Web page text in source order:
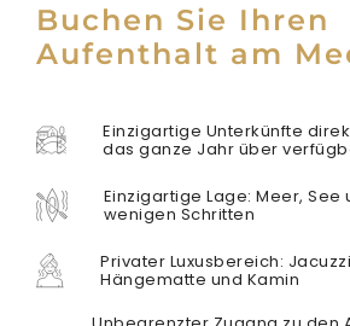
Buchen Sie Ihren
Aufenthalt am
Einzigartige Unterkünfte
das ganze Jahr über
Einzigartige Lage: Meer, See
wenigen Schritten
Privater Luxusbereich:
Hängematte und Kamin